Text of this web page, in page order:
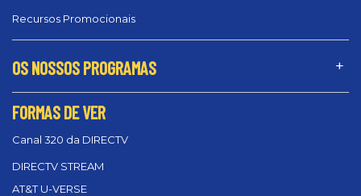
Recursos Promocionais
OS NOSSOS PROGRAMAS
FORMAS DE VER
Canal 320 da DIRECTV
DIRECTV STREAM
AT&T U-VERSE